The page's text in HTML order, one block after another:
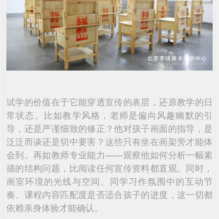
试学的价值在于它能穿透宣传的表层，还原教学的日
常状态。比如教学风格，老师是偏向风趣幽默的引
导，还是严谨细致的修正？他对孩子画面的指导，是
泛泛而谈还是切中要害？这些只有坐在画架旁才能体
会到。再如教师专业能力——观察他如何分析一幅素
描的结构问题，比阅读任何宣传资料都直观。同时，
画室环境的光线与空间、同学习作氛围中的互动节
奏、课程内容匹配度是否适合孩子的进度，这一切都
依赖亲身体验才能确认。